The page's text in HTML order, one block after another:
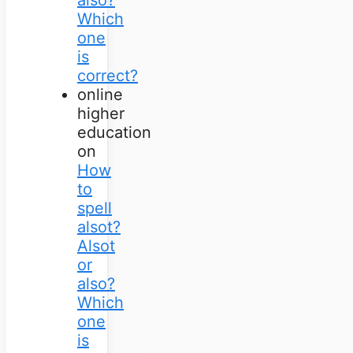
Which
one
is
correct?
online
higher
education
on
How
to
spell
alsot?
Alsot
or
also?
Which
one
is